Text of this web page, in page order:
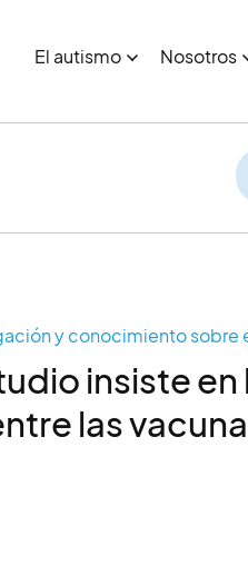
El autismo Nosotros
y conocimiento sobre
insiste en
las